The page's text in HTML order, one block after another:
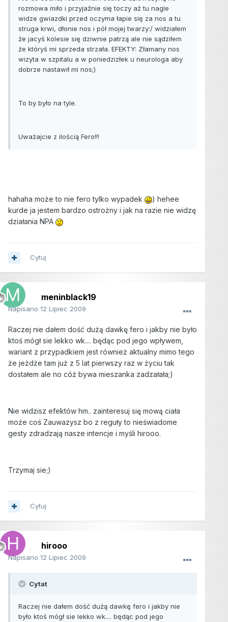
rozmowa miło i przyjaźnie się toczy aż tu nagle
widze gwiazdki przed oczyma łapie się za nos a tu
struga krwi, dłonie nos i pół mojej twarzy:/ widziałem
że jacyś kolesie się dziwnie patrzą ale nie sądziłem
że któryś mi sprzeda strzała. EFEKTY: Złamany nos
wizyta w szpitalu a w poniedzizłek u neurologa aby
dobrze nastawił mi nos;)
To by było na tyle.
Uważajcie z ilością Fero!!!
hahaha może to nie fero tylko wypadek
) hehee
kurde ja jestem bardzo ostrożny i jak na razie nie widzę
działania NPA
Cytuj
meninblack19
Napisano 12 Lipiec 2009
Raczej nie dałem dość dużą dawkę fero i jakby nie było
ktoś mógł sie lekko wk.... będąc pod jego wpływem,
wariant z przypadkiem jest również aktualny mimo tego
że jeżdże tam już z 5 lat pierwszy raz w życiu tak
dostałem ale no cóż bywa mieszanka zadzałała;)
Nie widzisz efektów hm.. zainteresuj się mową ciała
może coś Zauwazysz bo z reguły to nieświadome
gesty zdradzają nasze intencje i myśli hirooo.
Trzymaj sie;)
Cytuj
hirooo
Napisano 12 Lipiec 2009
Cytat
Raczej nie dałem dość dużą dawkę fero i jakby nie
było ktoś mógł sie lekko wk.... będąc pod jego